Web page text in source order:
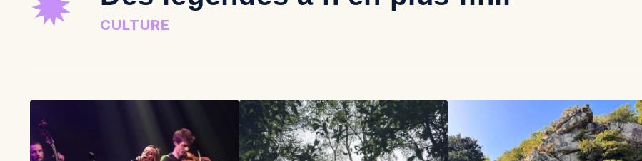
CULTURE